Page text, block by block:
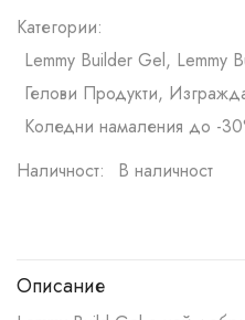
Категории:
Lemmy Builder Gel, Lemmy
Гелови Продукти,
Коледни намаления до -
Наличност:
В наличност
Описание